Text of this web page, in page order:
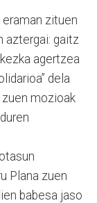
eraman zituen
aztergai: gaitz
agertzea
dela
mozioak
Plana zuen
babesa jaso